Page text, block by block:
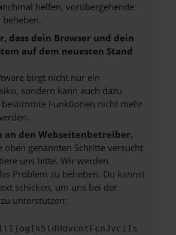
helfen, vorübergehende
beheben.
dass dein Browser und dein
auf dem neuesten Stand
birgt nicht nur ein
sondern kann auch dazu
Funktionen nicht mehr
an den Webseitenbetreiber.
oben genannten Schritte versucht
uns bitte. Wir werden
Problem zu beheben. Du kannst
schicken, um uns bei der
unterstützen: